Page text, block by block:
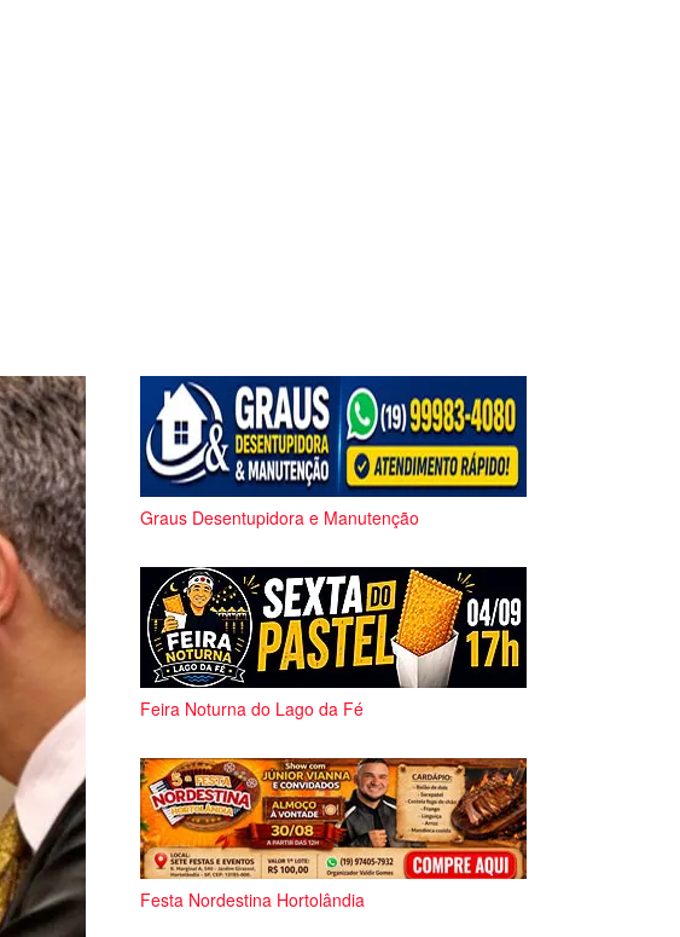
Graus Desentupidora e Manutenção
Feira Noturna do Lago da Fé
Festa Nordestina Hortolândia